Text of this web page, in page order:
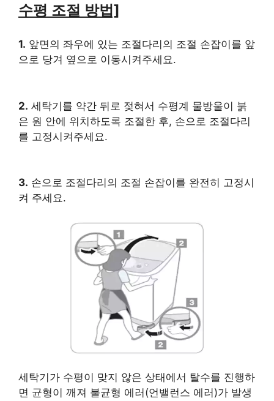
수평 조절 방법]
1. 앞면의 좌우에 있는 조절다리의 조절 손잡이를 앞
으로 당겨 옆으로 이동시켜주세요.
2. 세탁기를 약간 뒤로 젖혀서 수평계 물방울이 붉
은 원 안에 위치하도록 조절한 후, 손으로 조절다리
를 고정시켜주세요.
3. 손으로 조절다리의 조절 손잡이를 완전히 고정시
켜 주세요.
세탁기가 수평이 맞지 않은 상태에서 탈수를 진행하
면 균형이 깨져 불균형 에러(언밸런스 에러)가 발생